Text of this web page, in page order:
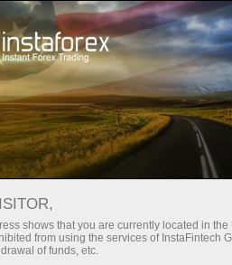
أدوات التداول #RIPPLE
shows that you are currently located in
from using the services of InstaFintech
of funds, etc.